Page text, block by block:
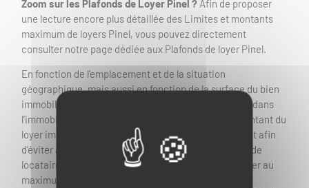
Zoom sur les Plafonds de Loyer Pinel ? Afin de proposer
une lecture encore plus détaillée des Limites et montants
maximum de loyers Pinel, vous pouvez directement
consulter notre page dédiée aux Plafonds de loyer Pinel.
En fonction de l’emplacement et de la situation
géographique, mais aussi en fonction de la surface du bien
immobilier. Il est important dans le dispositif Pinel et dans
l’immobilier en général de ne pas faire d’erreur, le montant du
loyer impactant fortement le potentiel locatif. Aussi et afin
d’éviter au maximum une carence locative (absence de
locataire durant une période donnée) et de rentabiliser au
maximum son investissement locatif pour lequel très